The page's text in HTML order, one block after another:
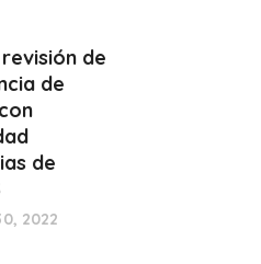
de
de
de
2022